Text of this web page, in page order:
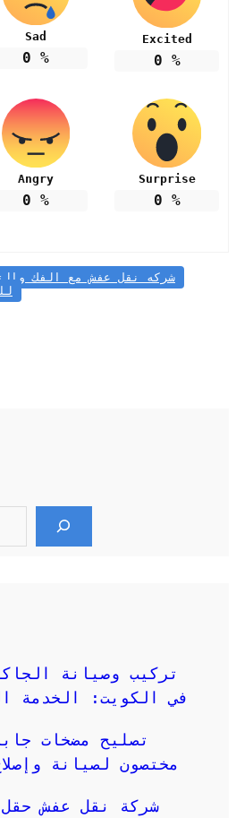
Sad
0 %
Excited
0 %
Angry
0 %
Surprise
0 %
شركه نقل عفش مع الفك
تركيب وصيانة
في الكويت: الخدمة
تصليح مضخات
مختصون لصيانة
شركة نقل عفش